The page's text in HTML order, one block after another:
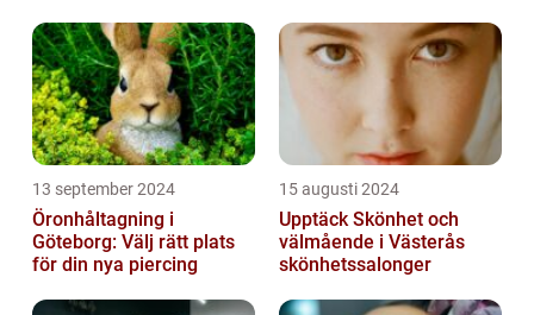
13 september 2024
Öronhåltagning i
Göteborg: Välj rätt plats
för din nya piercing
15 augusti 2024
Upptäck Skönhet och
välmående i Västerås
skönhetssalonger